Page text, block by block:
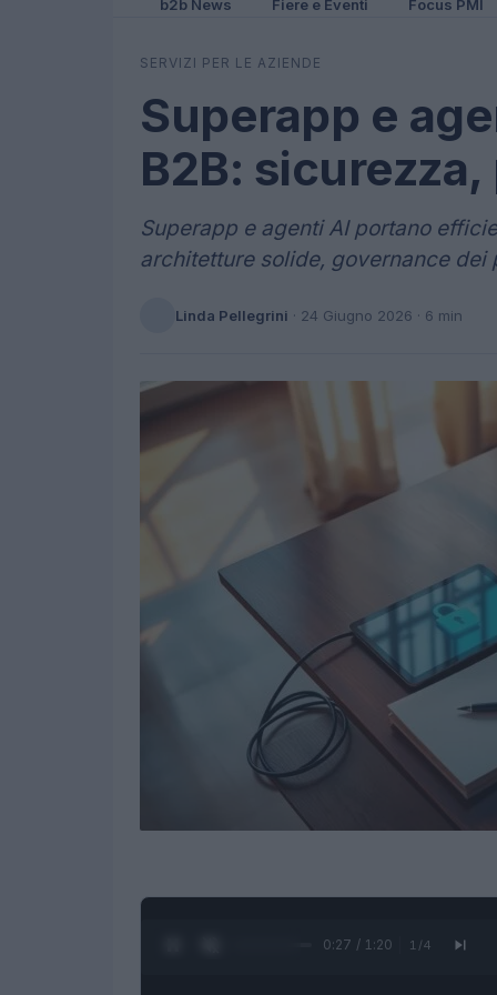
b2b News Fiere e Eventi Focus PMI
SERVIZI PER LE AZIENDE
Superapp e
B2B:
Superapp e agenti AI portano
architetture solide, governance dei
Linda Pellegrini · 24 Giugno 2026 · 6 min
0:28 / 1:20 1 /4